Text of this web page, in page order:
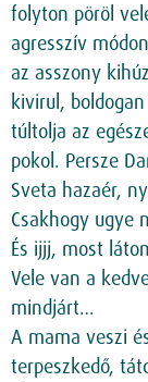
folyton pöröl
agresszív
az asszony
kivirul,
túltolja az
pokol. Persze
Sveta hazaér,
Csakhogy ugye
És ijjj, most
Vele van a
mindjárt…
A mama veszi
terpeszkedő,